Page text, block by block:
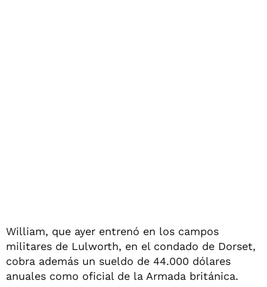
William, que ayer entrenó en los campos
militares de Lulworth, en el condado de Dorset,
cobra además un sueldo de 44.000 dólares
anuales como oficial de la Armada británica.